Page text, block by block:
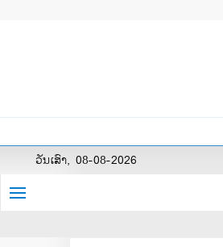
ວັນເສົາ, 08-08-2026